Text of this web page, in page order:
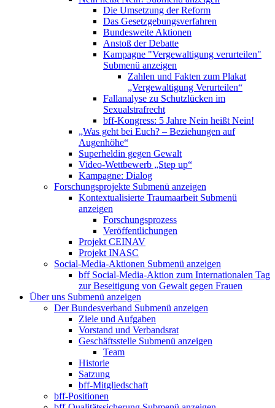
Die Umsetzung der Reform
Das Gesetzgebungsverfahren
Bundesweite Aktionen
Anstoß der Debatte
Kampagne "Vergewaltigung verurteilen"
Submenü anzeigen
Zahlen und Fakten zum Plakat
„Vergewaltigung Verurteilen“
Fallanalyse zu Schutzlücken im
Sexualstrafrecht
bff-Kongress: 5 Jahre Nein heißt Nein!
„Was geht bei Euch? – Beziehungen auf
Augenhöhe“
Superheldin gegen Gewalt
Video-Wettbewerb „Step up“
Kampagne: Dialog
Forschungsprojekte Submenü anzeigen
Kontextualisierte Traumaarbeit Submenü
anzeigen
Forschungsprozess
Veröffentlichungen
Projekt CEINAV
Projekt INASC
Social-Media-Aktionen Submenü anzeigen
bff Social-Media-Aktion zum Internationalen Tag
zur Beseitigung von Gewalt gegen Frauen
Über uns Submenü anzeigen
Der Bundesverband Submenü anzeigen
Ziele und Aufgaben
Vorstand und Verbandsrat
Geschäftsstelle Submenü anzeigen
Team
Historie
Satzung
bff-Mitgliedschaft
bff-Positionen